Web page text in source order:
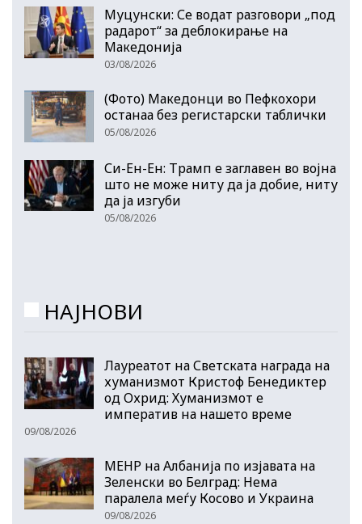
Муцунски: Се водат разговори „под
радарот“ за деблокирање на
Македонија
03/08/2026
(Фото) Македонци во Пефкохори
останаа без регистарски таблички
05/08/2026
Си-Ен-Ен: Трамп е заглавен во војна
што не може ниту да ја добие, ниту
да ја изгуби
05/08/2026
НАЈНОВИ
Лауреатот на Светската награда на
хуманизмот Кристоф Бенедиктер
од Охрид: Хуманизмот е
императив на нашето време
09/08/2026
МЕНР на Албанија по изјавата на
Зеленски во Белград: Нема
паралела меѓу Косово и Украина
09/08/2026